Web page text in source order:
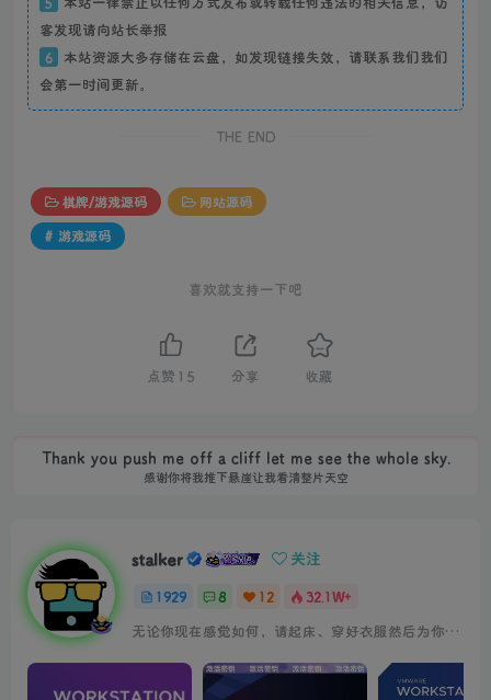
客发现请向站长举报
6
本站资源大多存储在云盘，如发现链接失效，请联系我们我们
会第一时间更新。
THE END
棋牌/游戏源码
网站源码
# 游戏源码
喜欢就支持一下吧
点赞 15 分享 收藏
Thank you push me off a cliff let me see the whole sky.
感谢你将我推下悬崖让我看清整片天空
stalker 关注
1929 8 12
32.1W+
无论你现在感觉如何，请起床、穿好衣服然后为你的梦想而奋斗